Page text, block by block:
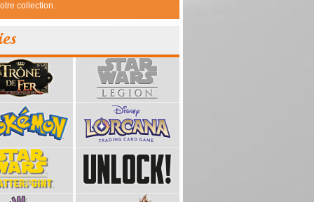
39,95 € 23,95 €
collection.